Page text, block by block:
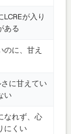
が入り
ある
のに、甘え
に甘えてい
い
なれず、心
にくい